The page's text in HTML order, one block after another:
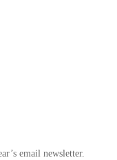
email newsletter.